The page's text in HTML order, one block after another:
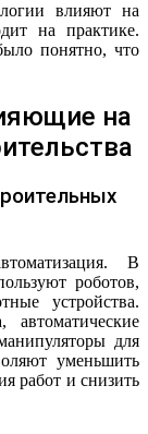
влияют на
на практике.
понятно, что
на
В
роботов,
устройства.
для
уменьшить
работ и снизить